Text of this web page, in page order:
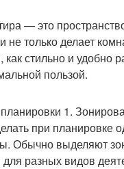
— это
не только делает
стильно и удобно
пользой.
1.
при планировке
Обычно выделяют
разных видов